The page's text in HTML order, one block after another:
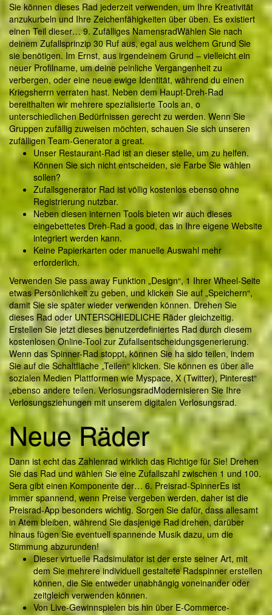
Sie können dieses Rad jederzeit verwenden, um Ihre Kreativität
anzukurbeln und Ihre Zeichenfähigkeiten über üben. Es existiert
einen Teil dieser… 9. Zufälliges NamensradWählen Sie nach
deinem Zufallsprinzip 30 Ruf aus, egal aus welchem ​​Grund Sie
sie benötigen. Im Ernst, aus irgendeinem Grund – vielleicht ein
neuer Profilname, um deine peinliche Vergangenheit zu
verbergen, oder eine neue ewige Identität, während du einen
Kriegsherrn verraten hast. Neben dem Haupt-Dreh-Rad
bereithalten wir mehrere spezialisierte Tools an, o
unterschiedlichen Bedürfnissen gerecht zu werden. Wenn Sie
Gruppen zufällig zuweisen möchten, schauen Sie sich unseren
zufälligen Team-Generator a great.
Unser Restaurant-Rad ist an dieser stelle, um zu helfen.
Können Sie sich nicht entscheiden, sie Farbe Sie wählen
sollen?
Zufallsgenerator Rad ist völlig kostenlos ebenso ohne
Registrierung nutzbar.
Neben diesen internen Tools bieten wir auch dieses
eingebettetes Dreh-Rad a good, das in Ihre eigene Website
integriert werden kann.
Keine Papierkarten oder manuelle Auswahl mehr
erforderlich.
Verwenden Sie pass away Funktion „Design“, 1 Ihrer Wheel-Seite
etwas Persönlichkeit zu geben, und klicken Sie auf „Speichern“,
damit Sie sie später wieder verwenden können. Drehen Sie
dieses Rad oder UNTERSCHIEDLICHE Räder gleichzeitig.
Erstellen Sie jetzt dieses benutzerdefiniertes Rad durch diesem
kostenlosen Online-Tool zur Zufallsentscheidungsgenerierung.
Wenn das Spinner-Rad stoppt, können Sie ha sido teilen, indem
Sie auf die Schaltfläche „Teilen“ klicken. Sie können es über alle
sozialen Medien Plattformen wie Myspace, X (Twitter), Pinterest“
„ebenso andere teilen. VerlosungsradModernisieren Sie Ihre
Verlosungsziehungen mit unserem digitalen Verlosungsrad.
Neue Räder
Dann ist echt das Zahlenrad wirklich das Richtige für Sie! Drehen
Sie das Rad und wählen Sie eine Zufallszahl zwischen 1 und 100.
Sera gibt einen Komponente der… 6. Preisrad-SpinnerEs ist
immer spannend, wenn Preise vergeben werden, daher ist die
Preisrad-App besonders wichtig. Sorgen Sie dafür, dass allesamt
in Atem bleiben, während Sie dasjenige Rad drehen, darüber
hinaus fügen Sie eventuell spannende Musik dazu, um die
Stimmung abzurunden!
Dieser virtuelle Radsimulator ist der erste seiner Art, mit
dem Sie mehrere individuell gestaltete Radspinner erstellen
können, die Sie entweder unabhängig voneinander oder
zeitgleich verwenden können.
Von Live-Gewinnspielen bis hin über E-Commerce-